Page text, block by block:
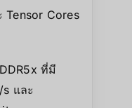
Tensor Cores
ที่มี
และ